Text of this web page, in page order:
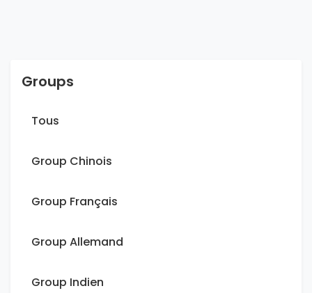
Groups
Tous
Group Chinois
Group Français
Group Allemand
Group Indien